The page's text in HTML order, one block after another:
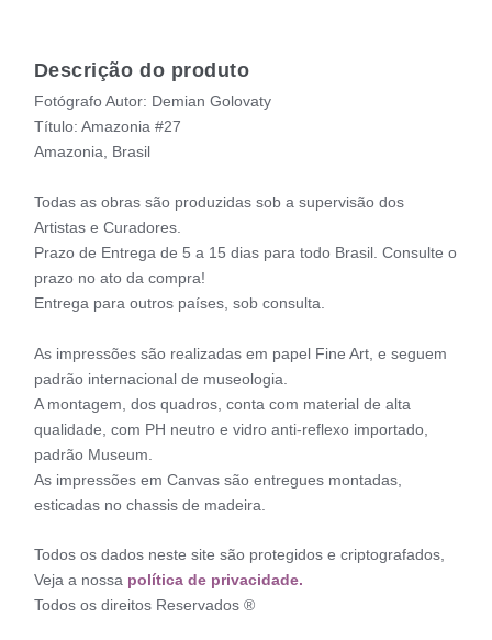
Descrição do produto
Fotógrafo Autor: Demian Golovaty
Título: Amazonia #27
Amazonia, Brasil
Todas as obras são produzidas sob a supervisão dos
Artistas e Curadores.
Prazo de Entrega de 5 a 15 dias para todo Brasil. Consulte o
prazo no ato da compra!
Entrega para outros países, sob consulta.
As impressões são realizadas em papel Fine Art, e seguem
padrão internacional de museologia.
A montagem, dos quadros, conta com material de alta
qualidade, com PH neutro e vidro anti-reflexo importado,
padrão Museum.
As impressões em Canvas são entregues montadas,
esticadas no chassis de madeira.
Todos os dados neste site são protegidos e criptografados,
Veja a nossa política de privacidade.
Todos os direitos Reservados ®